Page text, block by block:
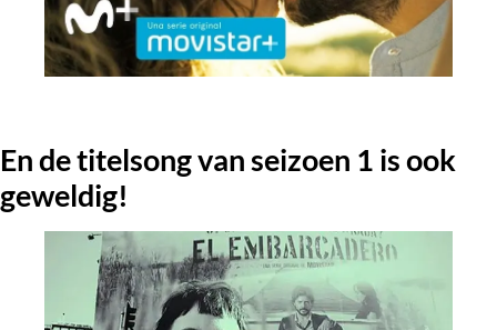
En de titelsong van seizoen 1 is ook
geweldig!